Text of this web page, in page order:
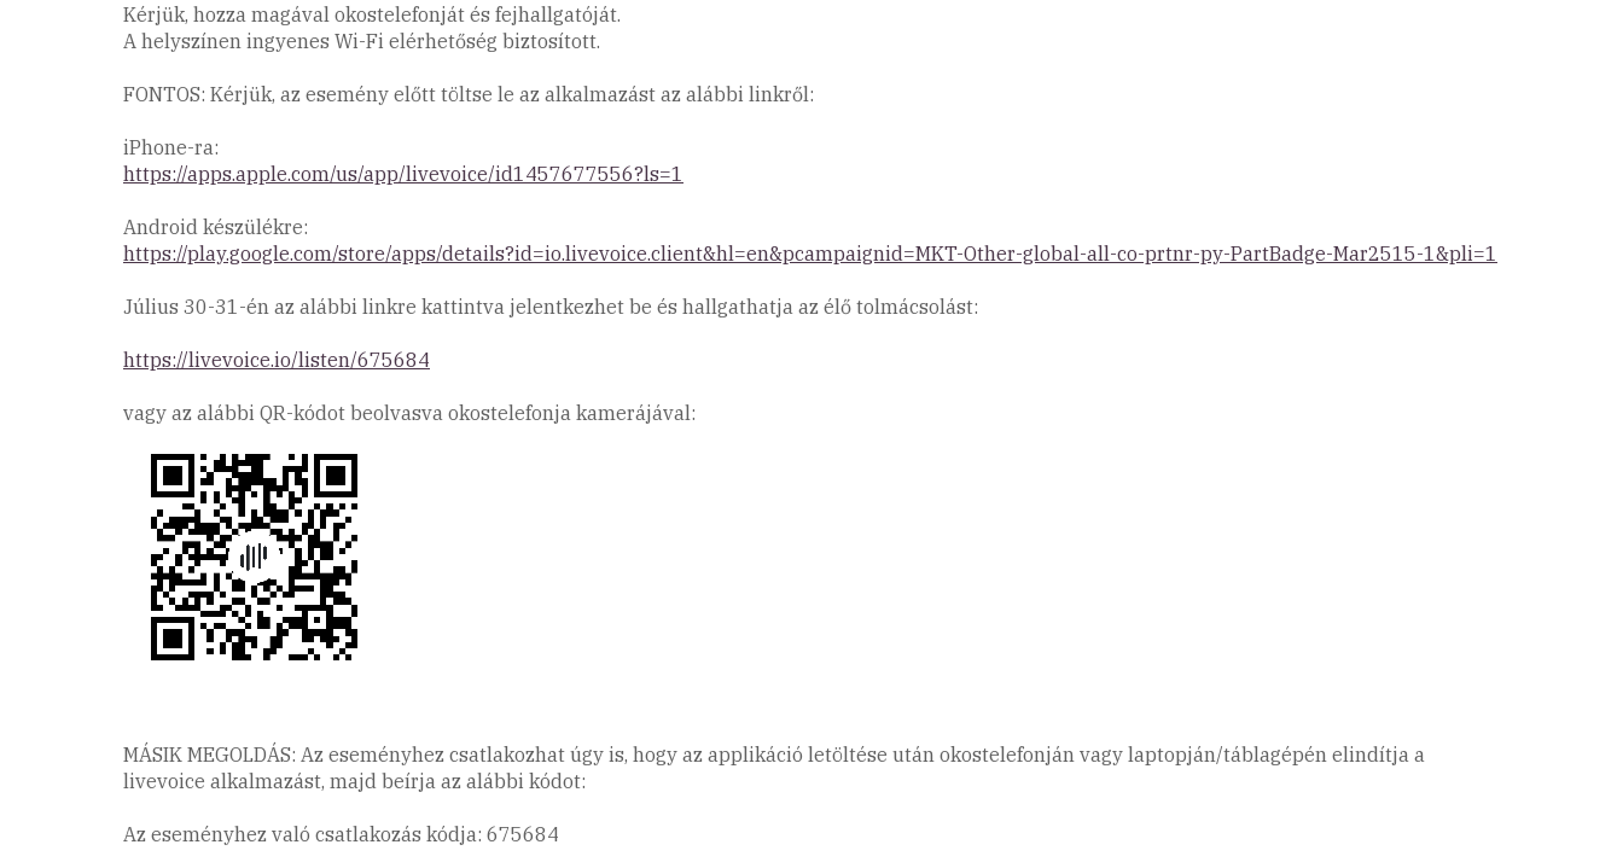
Kérjük, hozza magával okostelefonját és fejhallgatóját.
A helyszínen ingyenes Wi-Fi elérhetőség biztosított.
FONTOS: Kérjük, az esemény előtt töltse le az alkalmazást az alábbi linkről:
iPhone-ra:
https://apps.apple.com/us/app/livevoice/id1457677556?ls=1
Android készülékre:
https://play.google.com/store/apps/details?id=io.livevoice.client&hl=en&pcampaignid=MKT-Other-global-all-co-prtnr-py-PartBadge-Mar2515-1&pli=1
Július 30-31-én az alábbi linkre kattintva jelentkezhet be és hallgathatja az élő tolmácsolást:
https://livevoice.io/listen/675684
vagy az alábbi QR-kódot beolvasva okostelefonja kamerájával:
MÁSIK MEGOLDÁS: Az eseményhez csatlakozhat úgy is, hogy az applikáció letöltése után okostelefonján vagy laptopján/táblagépén elindítja a
livevoice alkalmazást, majd beírja az alábbi kódot:
Az eseményhez való csatlakozás kódja: 675684